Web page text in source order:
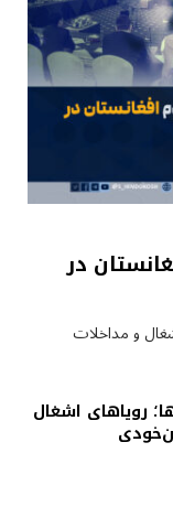
در
و مداخلات
رویاهای اشغال